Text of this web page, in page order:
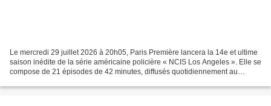
Le mercredi 29 juillet 2026 à 20h05, Paris Première lancera la 14e et ultime
saison inédite de la série américaine policière « NCIS Los Angeles ». Elle se
compose de 21 épisodes de 42 minutes, diffusés quotidiennement au